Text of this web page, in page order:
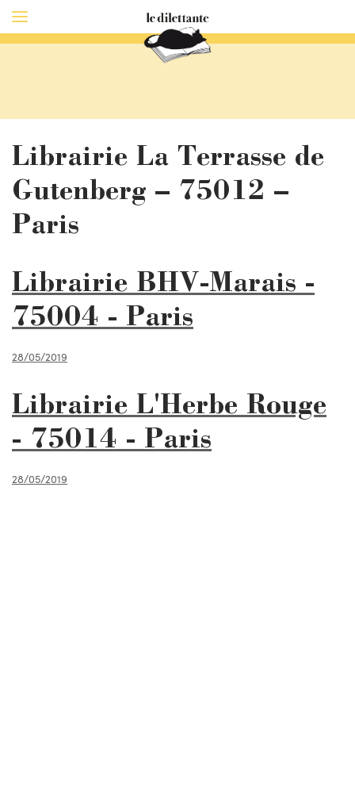
Librairie La Terrasse de
Gutenberg – 75012 –
Paris
Librairie BHV-Marais -
75004 - Paris
28/05/2019
Librairie L'Herbe Rouge
- 75014 - Paris
28/05/2019